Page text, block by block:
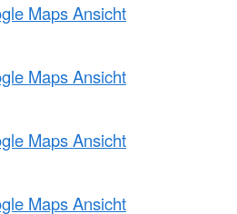
Maps Ansicht
Maps Ansicht
Maps Ansicht
Maps Ansicht